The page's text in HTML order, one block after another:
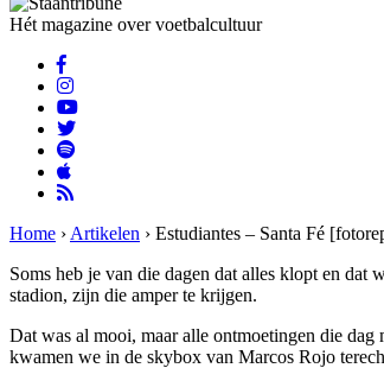
Hét magazine over voetbalcultuur
Home › Artikelen › Estudiantes – Santa Fé
Soms heb je van die dagen dat alles klopt en dat
stadion, zijn die amper te krijgen.
Dat was al mooi, maar alle ontmoetingen die dag
kwamen we in de skybox van Marcos Rojo